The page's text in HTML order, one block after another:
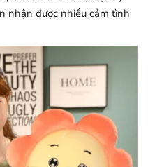
nhận được nhiều cảm tình